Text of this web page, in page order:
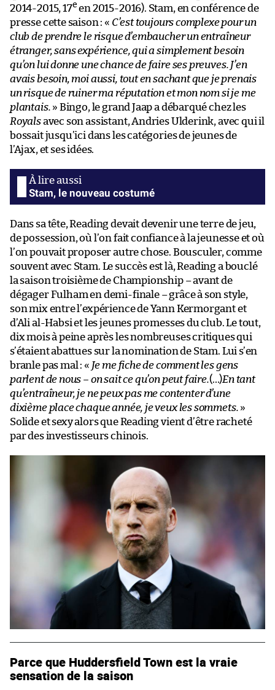
2014-2015, 17e en 2015-2016). Stam, en conférence de
presse cette saison : « C’est toujours complexe pour un
club de prendre le risque d’embaucher un entraîneur
étranger, sans expérience, qui a simplement besoin
qu’on lui donne une chance de faire ses preuves. J’en
avais besoin, moi aussi, tout en sachant que je prenais
un risque de ruiner ma réputation et mon nom si je me
plantais. » Bingo, le grand Jaap a débarqué chez les
Royalsavec son assistant, Andries Ulderink, avec qui il
bossait jusqu’ici dans les catégories de jeunes de
l’Ajax, et ses idées.
Stam, le nouveau costumé
Dans sa tête, Reading devait devenir une terre de jeu,
de possession, où l’on fait confiance à la jeunesse et où
l’on pouvait proposer autre chose. Bousculer, comme
souvent avec Stam. Le succès est là, Reading a bouclé
la saison troisième de Championship – avant de
dégager Fulham en demi-finale – grâce à son style,
son mix entre l’expérience de Yann Kermorgant et
d’Ali al-Habsi et les jeunes promesses du club. Le tout,
dix mois à peine après les nombreuses critiques qui
s’étaient abattues sur la nomination de Stam. Lui s’en
branle pas mal : « Je me fiche de comment les gens
parlent de nous – on sait ce qu’on peut faire.(…)En tant
qu’entraîneur, je ne peux pas me contenter d’une
dixième place chaque année, je veux les sommets. »
Solide et sexy alors que Reading vient d’être racheté
par des investisseurs chinois.
Parce que Huddersfield Town est la vraie
sensation de la saison